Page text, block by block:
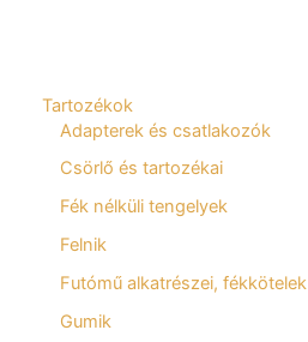
Tartozékok
Adapterek és csatlakozók
Csörlő és tartozékai
Fék nélküli tengelyek
Felnik
Futómű alkatrészei, fékkötelek
Gumik